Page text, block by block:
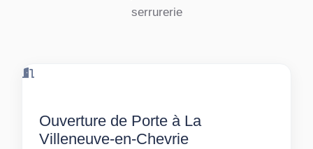
serrurerie
Ouverture de Porte à La
Villeneuve-en-Chevrie